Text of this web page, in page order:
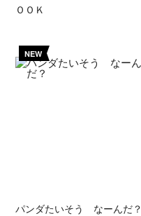
ＯＯＫ
NEW
パンダたいそう なーんだ？